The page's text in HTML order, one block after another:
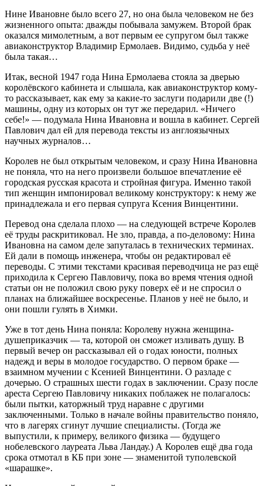
Нине Ивановне было всего 27, но она была человеком не без
жизненного опыта: дважды побывала замужем. Второй брак
оказался мимолетным, а вот первым ее супругом был также
авиаконструктор Владимир Ермолаев. Видимо, судьба у неё
была такая…
Итак, весной 1947 года Нина Ермолаева стояла за дверью
королёвского кабинета и слышала, как авиаконструктор кому-
то рассказывает, как ему за какие-то заслуги подарили две (!)
машины, одну из которых он тут же передарил. «Ничего
себе!» — подумала Нина Ивановна и вошла в кабинет. Сергей
Павлович дал ей для перевода тексты из англоязычных
научных журналов…
Королев не был открытым человеком, и сразу Нина Ивановна
не поняла, что на него произвели большое впечатление её
городская русская красота и стройная фигура. Именно такой
тип женщин импонировал великому конструктору: к нему же
принадлежала и его первая супруга Ксения Винцентини.
Перевод она сделала плохо — на следующей встрече Королев
её труды раскритиковал. Не зло, правда, а по-деловому: Нина
Ивановна на самом деле запуталась в технических терминах.
Ей дали в помощь инженера, чтобы он редактировал её
переводы. С этими текстами красивая переводчица не раз ещё
приходила к Сергею Павловичу, пока во время чтения одной
статьи он не положил свою руку поверх её и не спросил о
планах на ближайшее воскресенье. Планов у неё не было, и
они пошли гулять в Химки.
Уже в тот день Нина поняла: Королеву нужна женщина-
душеприказчик — та, которой он сможет изливать душу. В
первый вечер он рассказывал ей о годах юности, полных
надежд и веры в молодое государство. О первом браке —
взаимном мучении с Ксенией Винцентини. О разладе с
дочерью. О страшных шести годах в заключении. Сразу после
ареста Сергею Павловичу никаких поблажек не полагалось:
были пытки, каторжный труд наравне с другими
заключенными. Только в начале войны правительство поняло,
что в лагерях сгинут лучшие специалисты. (Тогда же
выпустили, к примеру, великого физика — будущего
нобелевского лауреата Льва Ландау.) А Королев ещё два года
срока отмотал в КБ при зоне — знаменитой туполевской
«шарашке».